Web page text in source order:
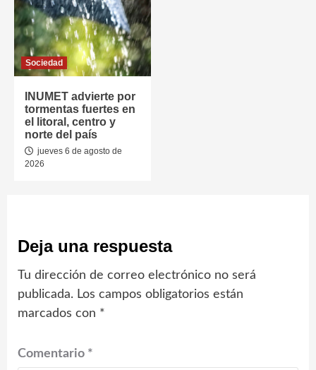
Sociedad
INUMET advierte por
tormentas fuertes en
el litoral, centro y
norte del país
jueves 6 de agosto de
2026
Deja una respuesta
Tu dirección de correo electrónico no será
publicada. Los campos obligatorios están
marcados con *
Comentario *